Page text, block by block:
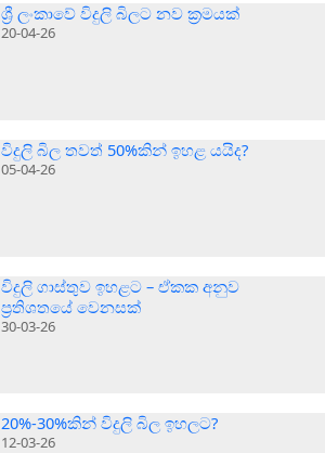
ශ්‍රී ලංකාවේ විදුලි බිලට නව ක්‍රමයක්
20-04-26
විදුලි බිල තවත් 50%කින් ඉහළ යයිද?
05-04-26
විදුලි ගාස්තුව ඉහළට – ඒකක අනුව
ප්‍රතිශතයේ වෙනසක්
30-03-26
20%-30%කින් විදුලි බිල ඉහලට?
12-03-26